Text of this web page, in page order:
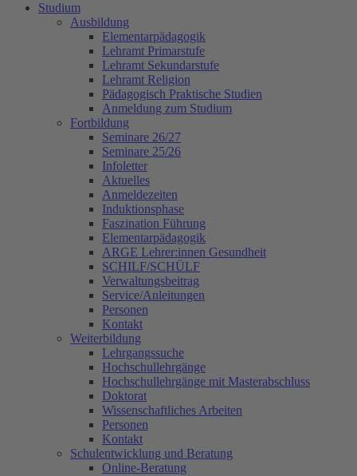
Studium
Ausbildung
Elementarpädagogik
Lehramt Primarstufe
Lehramt Sekundarstufe
Lehramt Religion
Pädagogisch Praktische Studien
Anmeldung zum Studium
Fortbildung
Seminare 26/27
Seminare 25/26
Infoletter
Aktuelles
Anmeldezeiten
Induktionsphase
Faszination Führung
Elementarpädagogik
ARGE Lehrer:innen Gesundheit
SCHILF/SCHÜLF
Verwaltungsbeitrag
Service/Anleitungen
Personen
Kontakt
Weiterbildung
Lehrgangssuche
Hochschullehrgänge
Hochschullehrgänge mit Masterabschluss
Doktorat
Wissenschaftliches Arbeiten
Personen
Kontakt
Schulentwicklung und Beratung
Online-Beratung